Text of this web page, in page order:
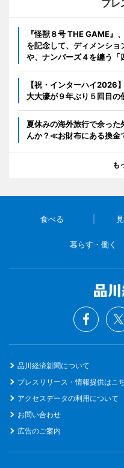
プレ
『怪獣８号 THE GAME』
を記念して、ディメンショ
や、ナンバーズ４を纏う「
【祝・インターハイ2026
大大濠が９年ぶり５回目の
夏休みの海外旅行で余っ
んか？≪お財布にある換
も
食べる
暮らす・働く
品川経済新聞について
プレスリリース・情報提供はこ
アクセスデータの利用について
お問い合わせ
広告のご案内